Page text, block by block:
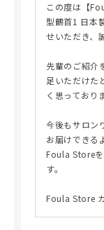
この度は【
型鶴首1 日本
せいただき、
先輩のご紹介
足いただけた
く思っており
今後もサロン
お届けできる
Foula Store
す。
Foula Store